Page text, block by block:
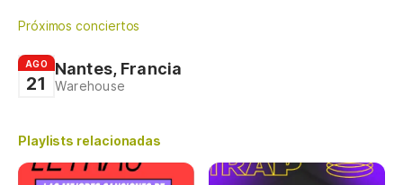
Próximos conciertos
AGO
21
Nantes, Francia
Warehouse
Playlists relacionadas